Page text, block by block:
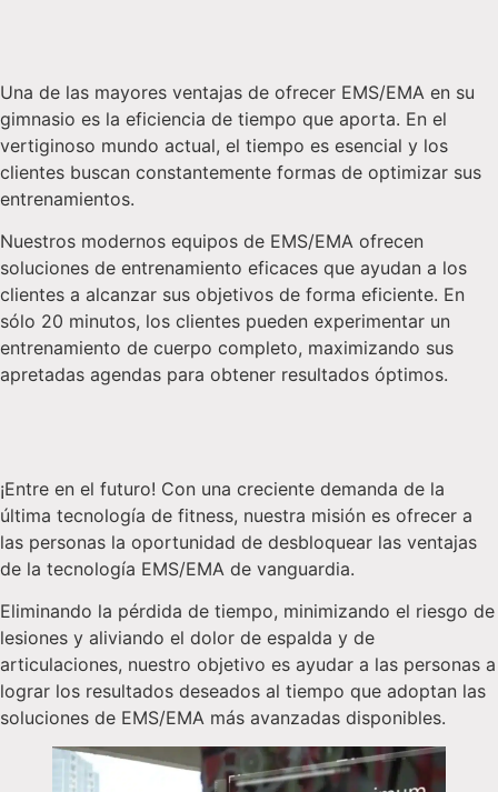
Una de las mayores ventajas de ofrecer EMS/EMA en su
gimnasio es la eficiencia de tiempo que aporta. En el
vertiginoso mundo actual, el tiempo es esencial y los
clientes buscan constantemente formas de optimizar sus
entrenamientos.
Nuestros modernos equipos de EMS/EMA ofrecen
soluciones de entrenamiento eficaces que ayudan a los
clientes a alcanzar sus objetivos de forma eficiente. En
sólo 20 minutos, los clientes pueden experimentar un
entrenamiento de cuerpo completo, maximizando sus
apretadas agendas para obtener resultados óptimos.
¡Entre en el futuro! Con una creciente demanda de la
última tecnología de fitness, nuestra misión es ofrecer a
las personas la oportunidad de desbloquear las ventajas
de la tecnología EMS/EMA de vanguardia.
Eliminando la pérdida de tiempo, minimizando el riesgo de
lesiones y aliviando el dolor de espalda y de
articulaciones, nuestro objetivo es ayudar a las personas a
lograr los resultados deseados al tiempo que adoptan las
soluciones de EMS/EMA más avanzadas disponibles.